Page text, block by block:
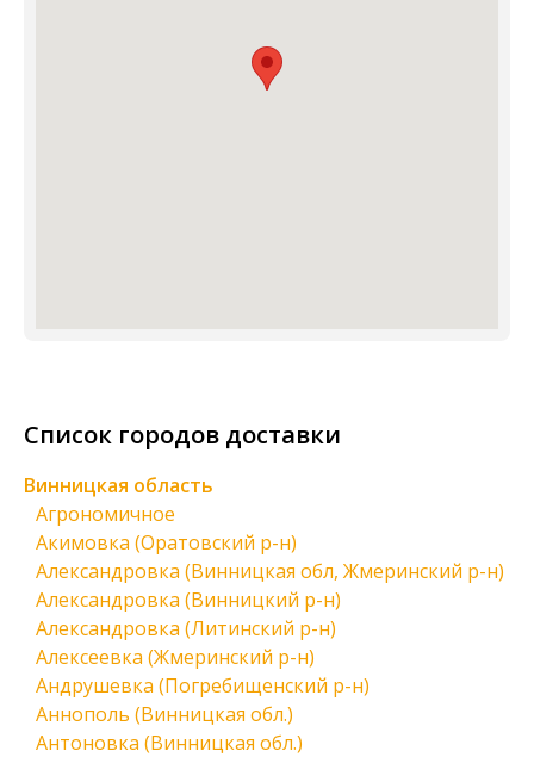
Список городов доставки
Винницкая область
Агрономичное
Акимовка (Оратовский р-н)
Александровка (Винницкая обл, Жмеринский р-н)
Александровка (Винницкий р-н)
Александровка (Литинский р-н)
Алексеевка (Жмеринский р-н)
Андрушевка (Погребищенский р-н)
Аннополь (Винницкая обл.)
Антоновка (Винницкая обл.)